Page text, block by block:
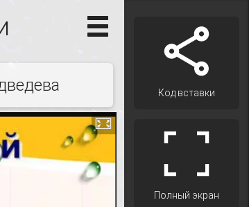
Код вставки
Полный экран